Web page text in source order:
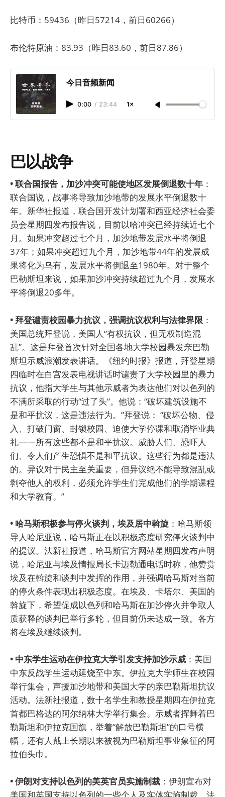
比特币：59436（昨日57214，前日60266）
布伦特原油：83.93（昨日83.60，前日87.86）
今日音频新闻
0:00 / 23:44 1×
巴以战争
• 联合国报告，加沙冲突可能使地区发展倒退数十年 ：
联合国说，战事将导致加沙地带的发展水平倒退数十
年。新华社报道，联合国开发计划署和西亚经济社会委
员会星期四发布报告说，目前以哈冲突已经持续近七个
月。如果冲突超过七个月，加沙地带发展水平将倒退
37年；如果冲突超过九个月，加沙地带44年的发展成
果将化为乌有，发展水平将倒退至1980年。对于整个
巴勒斯坦来说，如果加沙冲突持续超过九个月，发展水
平将倒退20多年。
• 拜登谴责校园暴力抗议，强调抗议权利与法律界限 ：
美国总统拜登说，美国人“有权抗议，但无权制造混
乱”。这是拜登首次针对全国各地大学校园暴发亲巴勒
斯坦示威浪潮发表讲话。《纽约时报》报道，拜登星期
四临时在白宫发表电视讲话时谴责了大学校园里的暴力
抗议，他指大学生与其他示威者为表达他们对以色列的
不满所采取的行动“过了头”。他说：“破坏建筑设施不
是和平抗议，这是违法行为。”拜登说： “破坏公物、侵
入、打破门窗、封锁校园、迫使大学停课和取消毕业典
礼——所有这些都不是和平抗议。威胁人们、恐吓人
们、令人们产生恐惧不是和平抗议。这些行为都是违法
的。异议对于民主至关重要，但异议绝不能导致混乱或
剥夺他人的权利，必须允许学生们完成他们的学期课程
和大学教育。”
• 哈马斯积极参与停火谈判，埃及居中斡旋 ：哈马斯领
导人哈尼亚说，哈马斯正在以积极态度研究停火谈判中
的提议。法新社报道，哈马斯官方网站星期四发布声明
说，哈尼亚与埃及情报局长卡迈勒通电话时称，他赞赏
埃及在斡旋和谈判中发挥的作用，并强调哈马斯对当前
的停火条件表现出积极态度。在埃及、卡塔尔、美国的
斡旋下，希望促成以色列和哈马斯在加沙停火并争取人
质获释的谈判已举行多轮，但目前仍未达成一致。各方
将在埃及继续谈判。
• 中东学生运动在伊拉克大学引发支持加沙示威 ：美国
中东反战学生运动延烧至中东。伊拉克大学师生在校园
举行集会，声援加沙地带和美国大学的亲巴勒斯坦抗议
活动。法新社报道，数十名学生和教授星期四在伊拉克
首都巴格达的阿尔纳林大学举行集会。示威者挥舞着巴
勒斯坦和伊拉克国旗，举着“解放巴勒斯坦”的口号横
幅，还有人戴上长期以来被视为巴勒斯坦事业象征的阿
拉伯头巾。
• 伊朗对支持以色列的美英官员实施制裁 ：伊朗宣布对